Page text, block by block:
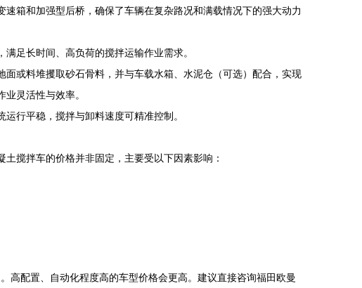
箱和加强型后桥，确保了车辆在复杂路况和满载情况下的强大动力
足长时间、高负荷的搅拌运输作业需求。
或料堆攫取砂石骨料，并与车载水箱、水泥仓（可选）配合，实现
灵活性与效率。
行平稳，搅拌与卸料速度可精准控制。
搅拌车的价格并非固定，主要受以下因素影响：
高配置、自动化程度高的车型价格会更高。建议直接咨询福田欧曼